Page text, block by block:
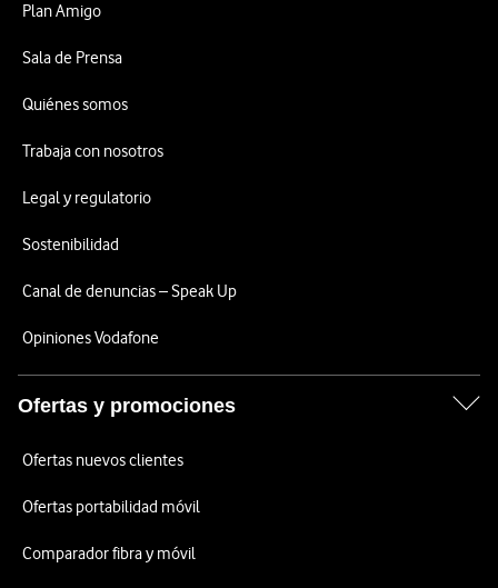
Plan Amigo
Sala de Prensa
Quiénes somos
Trabaja con nosotros
Legal y regulatorio
Sostenibilidad
Canal de denuncias – Speak Up
Opiniones Vodafone
Ofertas y promociones
Ofertas nuevos clientes
Ofertas portabilidad móvil
Comparador fibra y móvil